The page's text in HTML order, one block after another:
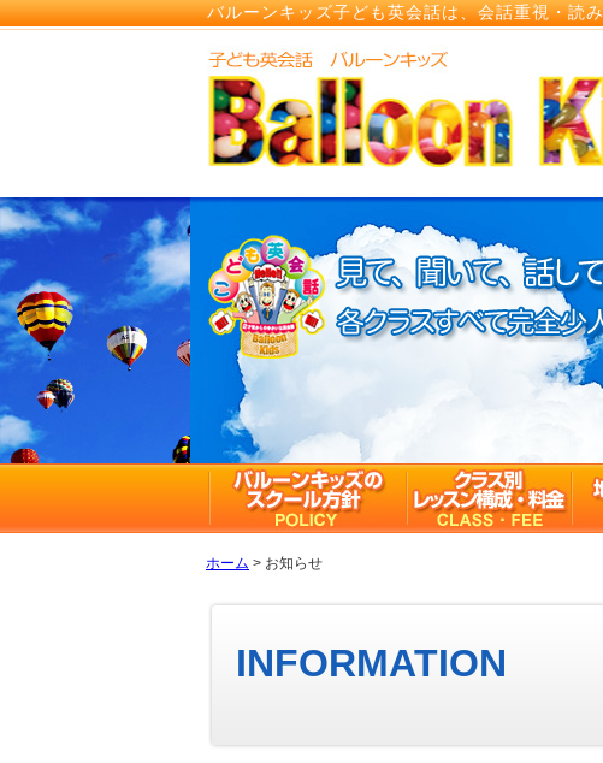
バルーンキッズ子ども英会話は、会話重視・読
ホーム > お知らせ
INFORMATION